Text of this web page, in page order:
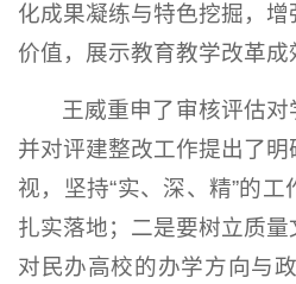
化成果凝练与特色挖掘，
价值，展示教育教学改革成
王威重申了审核评估对
并对评建整改工作提出了
视，坚持“实、深、精”的
扎实落地；二是要树立质
对民办高校的办学方向与